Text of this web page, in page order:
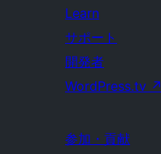
Learn
サポート
開発者
WordPress.tv ↗
参加・貢献